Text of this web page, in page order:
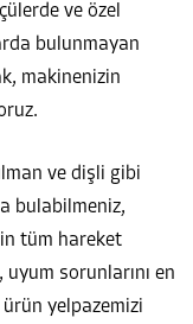
ve özel
bulunmayan
makinenizin
ve dişli gibi
bulabilmeniz,
tüm hareket
sorunlarını en
ürün yelpazemizi